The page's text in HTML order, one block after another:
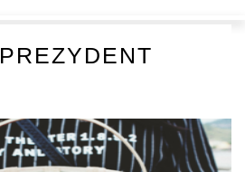
PREZYDENT